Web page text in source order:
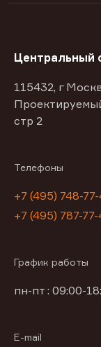
Центральный
115432, г
стр 2
Телефоны
+7 (495) 748-
+7 (495) 787-
График работы
пн-пт : 09:00-
E-mail